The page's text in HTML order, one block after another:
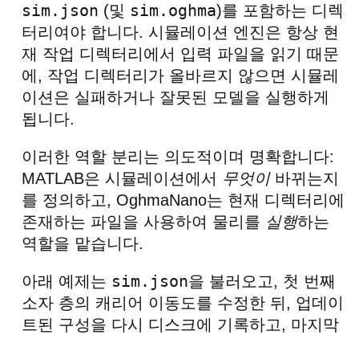
sim.json (및 sim.oghma)를 포함하는 디렉
터리여야 합니다. 시뮬레이션 엔진은 항상 현
재 작업 디렉터리에서 입력 파일을 읽기 때문
에, 작업 디렉터리가 올바르지 않으면 시뮬레
이션은 실패하거나 잘못된 모델을 실행하게
됩니다.
이러한 역할 분리는 의도적이며 명확합니다:
MATLAB은 시뮬레이션에서 무엇이바뀌는지
를 정의하고, OghmaNano는 현재 디렉터리에
존재하는 파일을 사용하여 물리를 실행하는
역할을 맡습니다.
아래 예제는 sim.json을 불러오고, 첫 번째
소자 층의 캐리어 이동도를 수정한 뒤, 업데이
트된 구성을 다시 디스크에 기록하고, 마지막